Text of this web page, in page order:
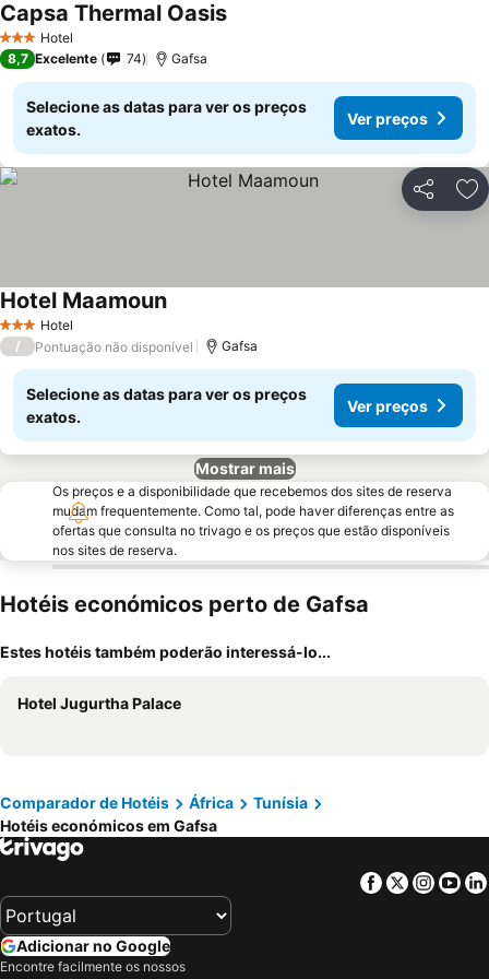
3 EstrelasHotel
Capsa Thermal Oasis
8,7 Excelente 74 Gafsa
Selecione as datas para ver os preços
exatos.
Ver preços
Partilhar
3 EstrelasHotel
Hotel Maamoun
/ Pontuação não disponível Gafsa
Selecione as datas para ver os preços
exatos.
Ver preços
Mostrar mais
Os preços e a disponibilidade que recebemos dos sites de reserva
mudam frequentemente. Como tal, pode haver diferenças entre as
ofertas que consulta no trivago e os preços que estão disponíveis
nos sites de reserva.
Hotéis económicos perto de Gafsa
Estes hotéis também poderão interessá-lo...
Hotel Jugurtha Palace
Comparador de Hotéis África
Tunísia
Hotéis económicos em Gafsa
Facebook
Twitter
Adicionar no Google
Encontre facilmente os nossos